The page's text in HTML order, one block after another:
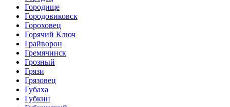
Городище
Городовиковск
Гороховец
Горячий Ключ
Грайворон
Гремячинск
Грозный
Грязи
Грязовец
Губаха
Губкин